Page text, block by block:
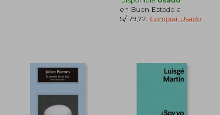
en Buen Estado a
S/ 79,72
Comprar Usado